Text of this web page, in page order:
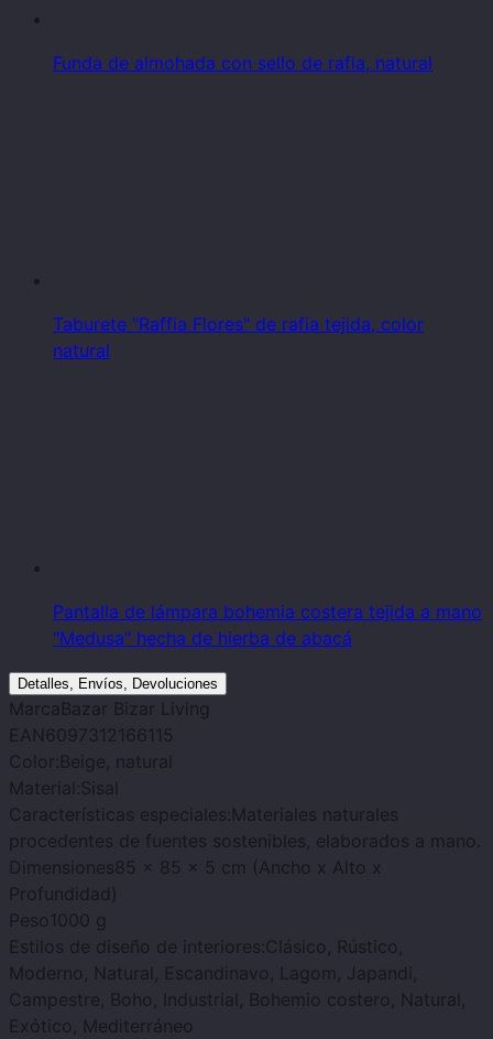
Funda de almohada con sello de rafia, natural
Taburete "Raffia Flores" de rafia tejida, color
natural
Pantalla de lámpara bohemia costera tejida a mano
"Medusa" hecha de hierba de abacá
Detalles, Envíos, Devoluciones
Marca Bazar Bizar Living
EAN6097312166115
Color:Beige, natural
Material:Sisal
Características especiales:Materiales naturales
procedentes de fuentes sostenibles, elaborados a mano.
Dimensiones85 x 85 x 5 cm (Ancho x Alto x
Profundidad)
Peso1000 g
Estilos de diseño de interiores:Clásico, Rústico,
Moderno, Natural, Escandinavo, Lagom, Japandi,
Campestre, Boho, Industrial, Bohemio costero, Natural,
Exótico, Mediterráneo